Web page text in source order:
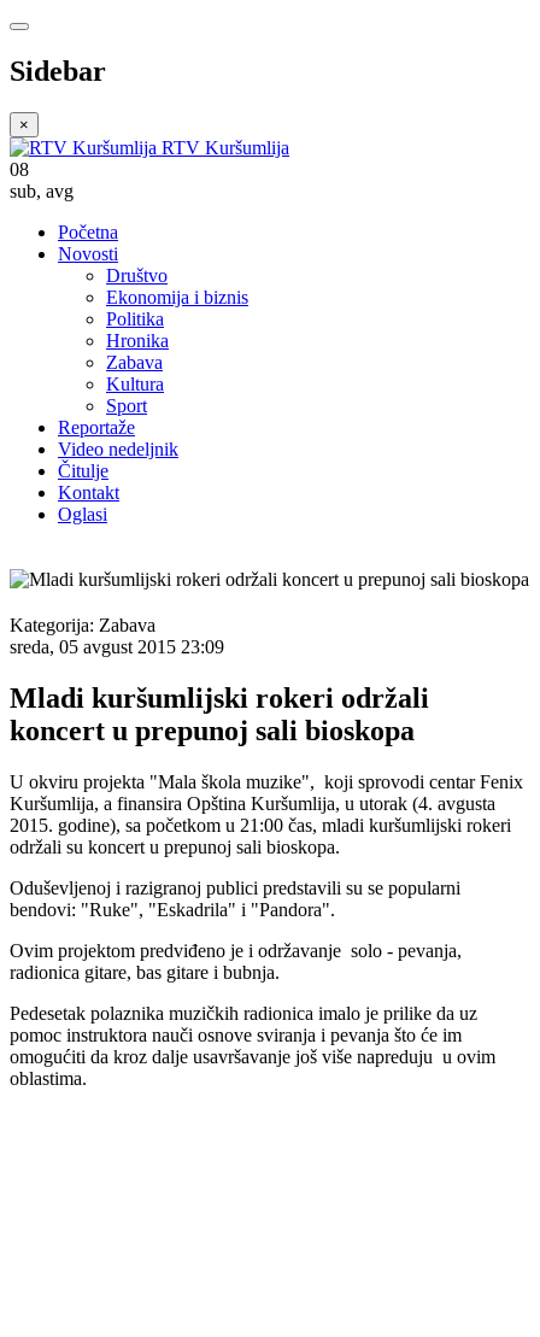
Sidebar
×
RTV Kuršumlija
08
sub, avg
Početna
Novosti
Društvo
Ekonomija i biznis
Politika
Hronika
Zabava
Kultura
Sport
Reportaže
Video nedeljnik
Čitulje
Kontakt
Oglasi
Kategorija: Zabava
sreda, 05 avgust 2015 23:09
Mladi kuršumlijski rokeri održali
koncert u prepunoj sali bioskopa
U okviru projekta "Mala škola muzike", koji sprovodi centar Fenix
Kuršumlija, a finansira Opština Kuršumlija, u utorak (4. avgusta
2015. godine), sa početkom u 21:00 čas, mladi kuršumlijski rokeri
održali su koncert u prepunoj sali bioskopa.
Oduševljenoj i razigranoj publici predstavili su se popularni
bendovi: "Ruke", "Eskadrila" i "Pandora".
Ovim projektom predviđeno je i održavanje solo - pevanja,
radionica gitare, bas gitare i bubnja.
Pedesetak polaznika muzičkih radionica imalo je prilike da uz
pomoc instruktora nauči osnove sviranja i pevanja što će im
omogućiti da kroz dalje usavršavanje još više napreduju u ovim
oblastima.